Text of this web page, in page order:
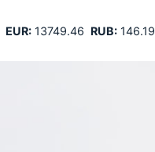
EUR:13749.46 RUB:146.19